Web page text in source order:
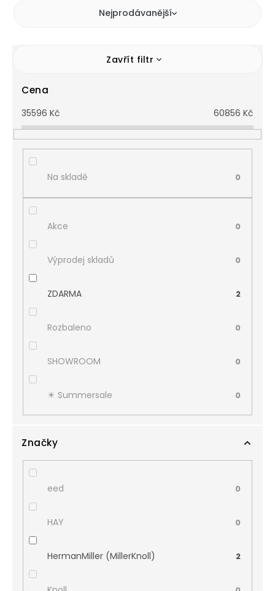
Nejprodávanější
Zavřít filtr
Cena
35596 Kč 60856 Kč
Na skladě 0
Akce 0
Výprodej skladů 0
ZDARMA 2
Rozbaleno 0
SHOWROOM 0
☀︎ Summersale 0
Značky
eed 0
HAY 0
HermanMiller (MillerKnoll) 2